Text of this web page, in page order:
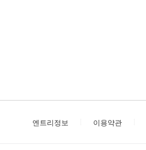
엔트리정보 이용약관